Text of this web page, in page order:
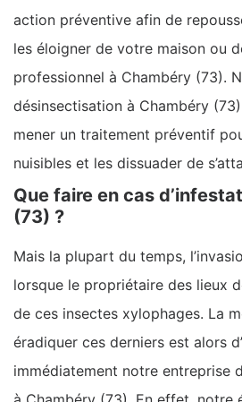
action préventive afin de
les éloigner de votre maison ou
professionnel à Chambéry (73).
désinsectisation à Chambéry
mener un traitement préventif
nuisibles et les dissuader de
Que faire en cas
(73) ?
Mais la plupart du temps,
lorsque le propriétaire des lieux
de ces insectes xylophages. La
éradiquer ces derniers est alors
immédiatement notre entreprise